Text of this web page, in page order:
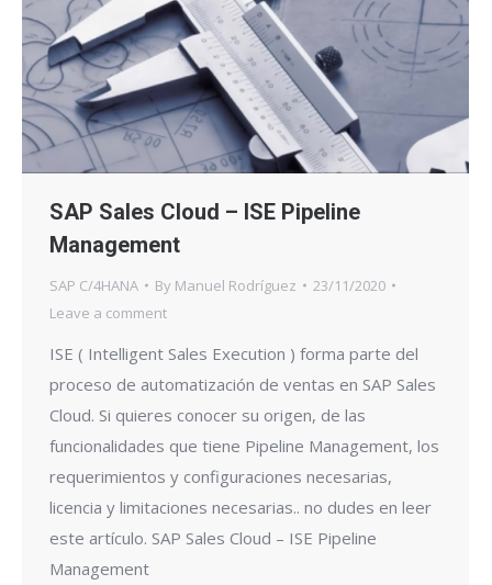
SAP Sales Cloud – ISE Pipeline
Management
SAP C/4HANA By Manuel Rodríguez
23/11/2020
Leave a comment
ISE ( Intelligent Sales Execution ) forma parte del
proceso de automatización de ventas en SAP Sales
Cloud. Si quieres conocer su origen, de las
funcionalidades que tiene Pipeline Management, los
requerimientos y configuraciones necesarias,
licencia y limitaciones necesarias.. no dudes en leer
este artículo. SAP Sales Cloud – ISE Pipeline
Management